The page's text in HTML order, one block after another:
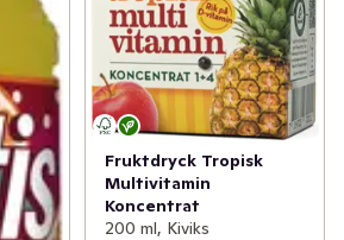
Fruktdryck Tropisk
Multivitamin
Koncentrat
200 ml, Kiviks